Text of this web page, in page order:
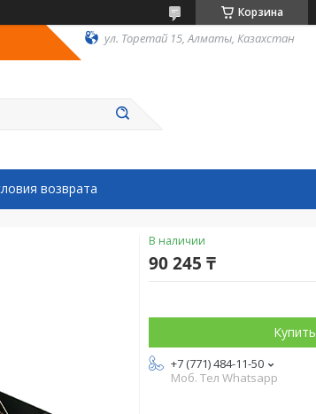
Корзина
ул. Торетай 15, Алматы, Казахстан
возврата
В наличии
90 245 ₸
Купить
+7 (771) 484-11-50
Моб. Тел Whatsapp